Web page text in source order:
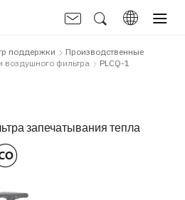
поддержки
Производственные
фильтра PLCQ-1
запечатывания тепла